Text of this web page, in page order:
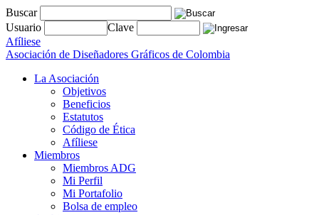
Buscar
Usuario
Clave
Afíliese
Asociación de Diseñadores Gráficos de Colombia
La Asociación
Objetivos
Beneficios
Estatutos
Código de Ética
Afíliese
Miembros
Miembros ADG
Mi Perfil
Mi Portafolio
Bolsa de empleo